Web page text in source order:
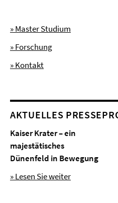
» Master Studium
» Forschung
» Kontakt
AKTUELLES
Kaiser Krater – ein
majestätisches
Dünenfeld in Bewegung
» Lesen Sie weiter